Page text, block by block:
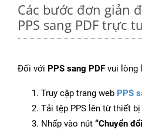
Các bước đơn giản
PPS sang PDF trực
Đối với PPS sang PDF vui lòng
Truy cập trang web PPS
Tải tệp PPS lên từ thiết bị
Nhấp vào nút “Chuyển